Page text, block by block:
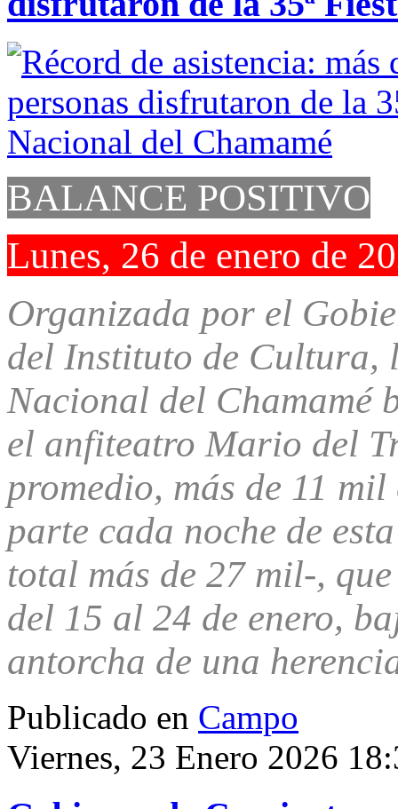
BALANCE POSITIVO
Lunes, 26 de enero de
Organizada por el
del Instituto de Cultura,
Nacional del Chamamé
el anfiteatro Mario del
promedio, más de 11
parte cada noche de
total más de 27 mil-,
del 15 al 24 de enero,
antorcha de una
Publicado en Campo
Viernes, 23 Enero 2026